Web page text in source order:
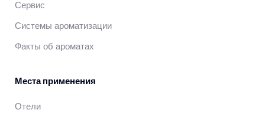
Сервис
Системы ароматизации
Факты об ароматах
Места применения
Отели